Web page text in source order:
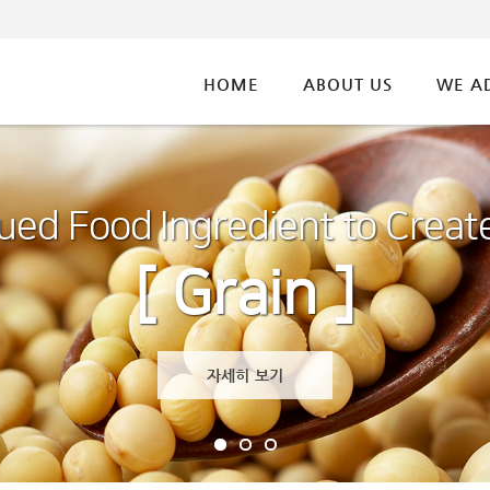
HOME ABOUT US WE
Food Ingredient to
[ Grain ]
자세히 보기
Food Ingredient to
[ Cocoa ]
자세히 보기
자세히 보기